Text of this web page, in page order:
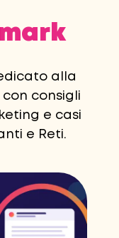
alla
consigli
e casi
e Reti.